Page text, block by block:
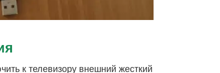
к телевизору внешний жесткий